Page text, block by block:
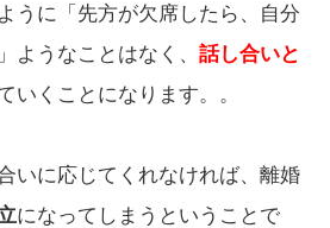
うに「先方が欠席したら、自分
ようなことはなく、 話し合いと
いくことになります。。
いに応じてくれなければ、離婚
になってしまうということで